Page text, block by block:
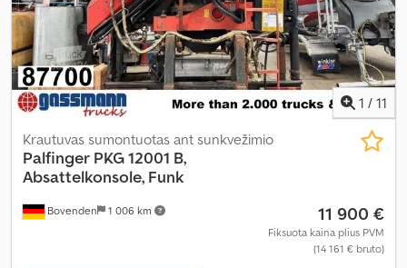
1 / 11
Bovenden 1 006 km
Krautuvas sumontuotas ant sunkvežimio
Palfinger PKG 12001 B,
Absattelkonsole, Funk
11 900 €
Fiksuota kaina plius PVM
(14 161 € bruto)